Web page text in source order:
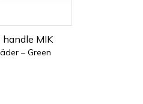
MIK
– Green